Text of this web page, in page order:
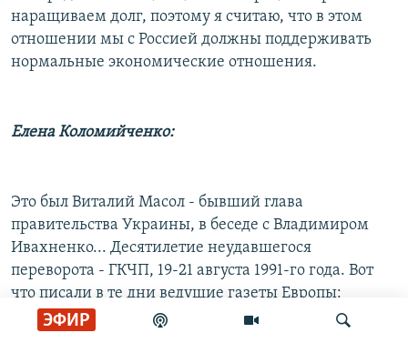
ЭФИР
наращиваем долг, поэтому я считаю, что в этом
отношении мы с Россией должны поддерживать
нормальные экономические отношения.
Елена Коломийченко:
Это был Виталий Масол - бывший глава
правительства Украины, в беседе с Владимиром
Ивахненко... Десятилетие неудавшегося
переворота - ГКЧП, 19-21 августа 1991-го года. Вот
что писали в те дни ведущие газеты Европы: